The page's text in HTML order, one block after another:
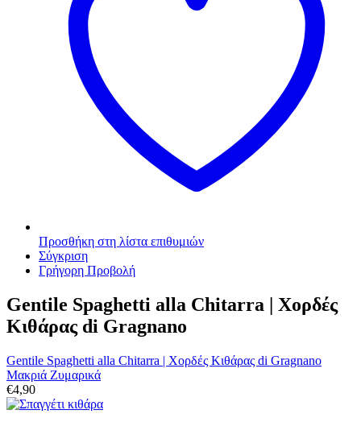
Προσθήκη στη λίστα επιθυμιών
Σύγκριση
Γρήγορη Προβολή
Gentile Spaghetti alla Chitarra | Χορδές
Κιθάρας di Gragnano
Gentile Spaghetti alla Chitarra | Χορδές Κιθάρας di Gragnano
Μακριά Ζυμαρικά
€4,90